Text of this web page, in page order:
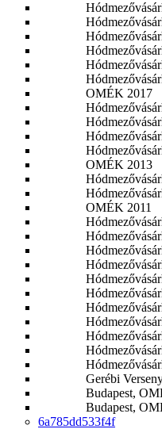
OMÉK 2017
OMÉK 2013
OMÉK 2011
Gerébi
Budapest,
Budapest,
6a785dd533f4f